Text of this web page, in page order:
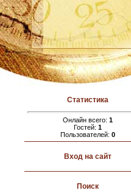
Статистика
Онлайн всего:1
Гостей:1
Пользователей:0
Вход на сайт
Поиск